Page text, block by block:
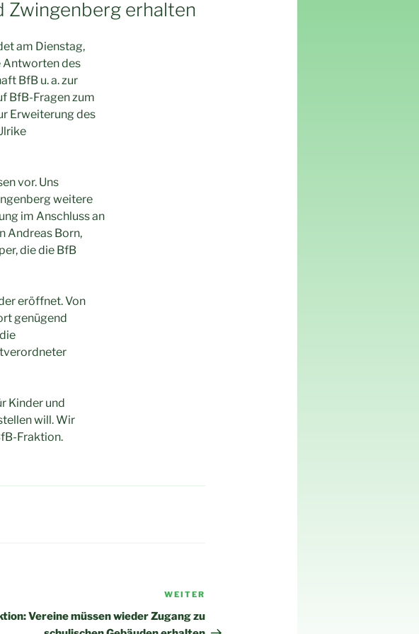
Zwingenberg erhalten
am Dienstag,
Antworten des
BfB u. a. zur
BfB-Fragen zum
Erweiterung des
vor. Uns
weitere
im Anschluss an
Andreas Born,
die die BfB
eröffnet. Von
genügend
Kinder und
will. Wir
Fraktion.
Beitrag
WEITER
Vereine müssen wieder Zugang zu